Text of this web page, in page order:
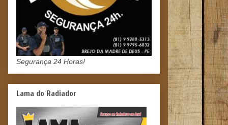
Segurança 24 Horas!
Lama do Radiador